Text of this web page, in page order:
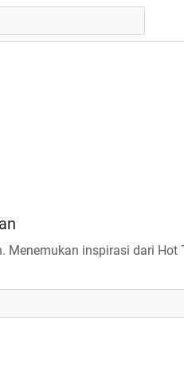
Menemukan inspirasi dari Hot